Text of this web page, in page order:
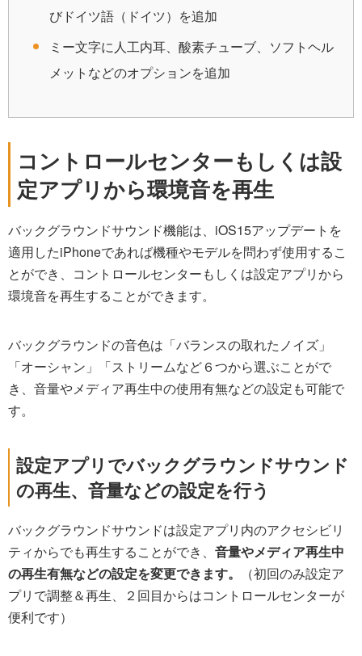
びドイツ語（ドイツ）を追加
ミー文字に人工内耳、酸素チューブ、ソフトヘル
メットなどのオプションを追加
コントロールセンターもしくは設
定アプリから環境音を再生
バックグラウンドサウンド機能は、iOS15アップデートを
適用したiPhoneであれば機種やモデルを問わず使用するこ
とができ、コントロールセンターもしくは設定アプリから
環境音を再生することができます。
バックグラウンドの音色は「バランスの取れたノイズ」
「オーシャン」「ストリームなど６つから選ぶことがで
き、音量やメディア再生中の使用有無などの設定も可能で
す。
設定アプリでバックグラウンドサウンド
の再生、音量などの設定を行う
バックグラウンドサウンドは設定アプリ内のアクセシビリ
ティからでも再生することができ、 音量やメディア再生中
の再生有無などの設定を変更できます。
（初回のみ設定ア
プリで調整＆再生、２回目からはコントロールセンターが
便利です）